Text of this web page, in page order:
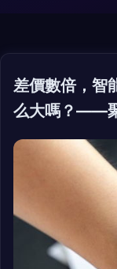
差價數倍，智
么大嗎？——